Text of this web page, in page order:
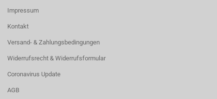
Impressum
Kontakt
Versand- & Zahlungsbedingungen
Widerrufsrecht & Widerrufsformular
Coronavirus Update
AGB